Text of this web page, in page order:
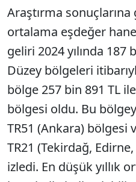
Araştırma sonuçlarına
ortalama eşdeğer
geliri 2024 yılında 187
Düzey bölgeleri
bölge 257 bin 891 TL
bölgesi oldu. Bu
TR51 (Ankara) bölgesi
TR21 (Tekirdağ,
izledi. En düşük yıllık